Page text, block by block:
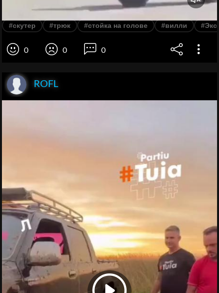
#скутер #трюк #стойка на голове #вилли
0 0 0
ROFL